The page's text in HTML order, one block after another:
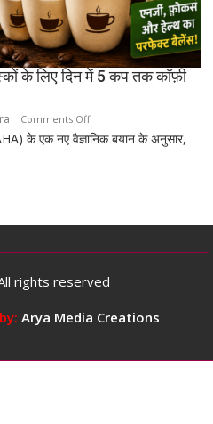
की
मरम्मत
को
बेहतर
है
के लिए दिन में 5 कप तक कॉफ़ी
Comments Offon
स्टडी
लिए
5
के एक नए वैज्ञानिक बयान के अनुसार,
rights reserved
Arya Media Creations